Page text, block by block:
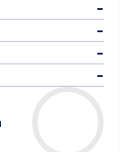
-
-
-
-